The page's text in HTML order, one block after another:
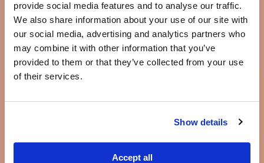
provide social media features and to analyse our traffic.
We also share information about your use of our site with
our social media, advertising and analytics partners who
may combine it with other information that you’ve
provided to them or that they’ve collected from your use
of their services.
Show details
Accept all